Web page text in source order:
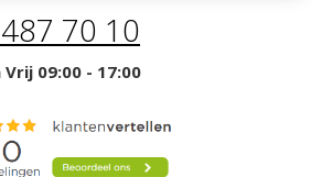
70 10
09:00 - 17:00